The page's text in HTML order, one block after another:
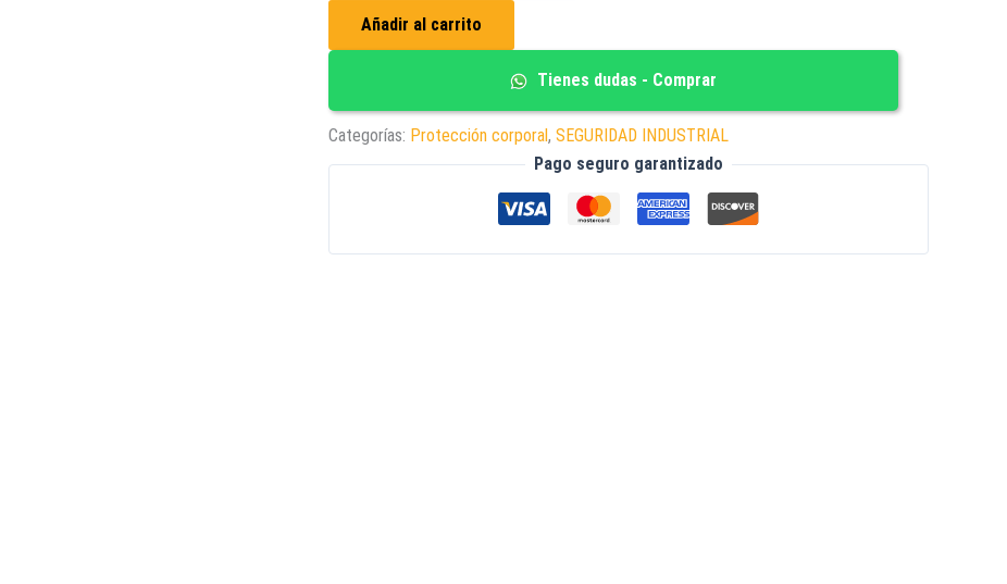
Trabajo
Añadir al carrito
Tienes dudas - Comprar
Categorías: Protección corporal, SEGURIDAD INDUSTRIAL
Pago seguro garantizado